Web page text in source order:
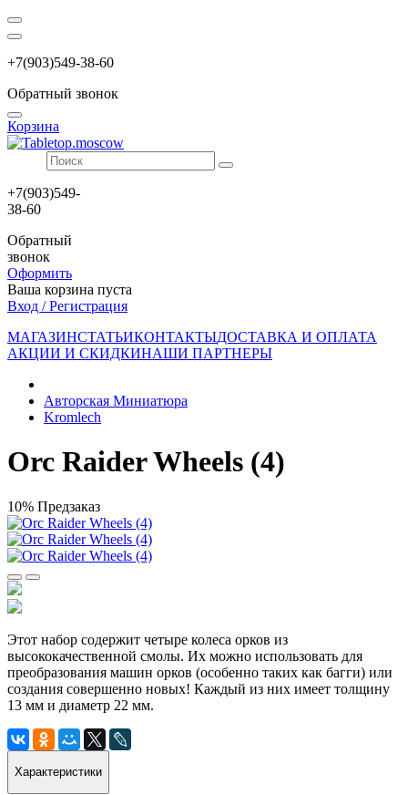
+7(903)549-38-60
Обратный звонок
Корзина
+7(903)549-
38-60
Обратный
звонок
Оформить
Ваша корзина пуста
Вход / Регистрация
МАГАЗИНСТАТЬИКОНТАКТЫДОСТАВКА И ОПЛАТА
АКЦИИ И СКИДКИНАШИ ПАРТНЕРЫ
Авторская Миниатюра
Kromlech
Orc Raider Wheels (4)
10% Предзаказ
Этот набор содержит четыре колеса орков из
высококачественной смолы. Их можно использовать для
преобразования машин орков (особенно таких как багги) или
создания совершенно новых! Каждый из них имеет толщину
13 мм и диаметр 22 мм.
Характеристики